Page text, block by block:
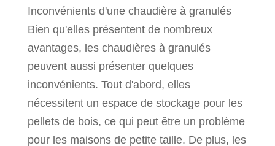
Inconvénients d'une chaudière à granulés
Bien qu'elles présentent de nombreux
avantages, les chaudières à granulés
peuvent aussi présenter quelques
inconvénients. Tout d'abord, elles
nécessitent un espace de stockage pour les
pellets de bois, ce qui peut être un problème
pour les maisons de petite taille. De plus, les